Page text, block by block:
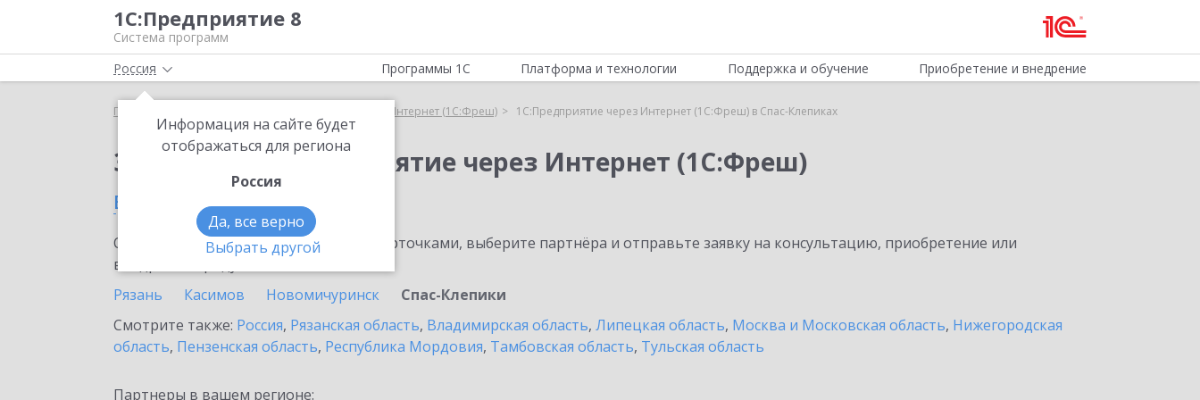
1С:Предприятие 8
Система программ
Россия
Информация на сайте будет
отображаться для региона
Россия
Да, все верно
Выбрать другой
Программы 1С Платформа и технологии Поддержка и обучение Приобретение и внедрение
Главная 1С:Предприятие через Интернет (1С:Фреш) 1С:Предприятие через Интернет (1С:Фреш) в Спас-Клепиках
Заказать 1С:Предприятие через Интернет (1С:Фреш)
в Спас-Клепиках
Ознакомьтесь с информационными карточками, выберите партнёра и отправьте заявку на консультацию, приобретение или
внедрение продукта.
Рязань
Касимов Новомичуринск
Спас-Клепики
Смотрите также: Россия, Рязанская область, Владимирская область, Липецкая область, Москва и Московская область, Нижегородская
область, Пензенская область, Республика Мордовия, Тамбовская область, Тульская область
Партнеры в вашем регионе: